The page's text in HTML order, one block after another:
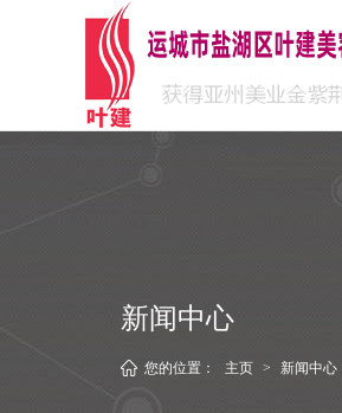
新闻中心
您的位置： 主页 > 新闻中心